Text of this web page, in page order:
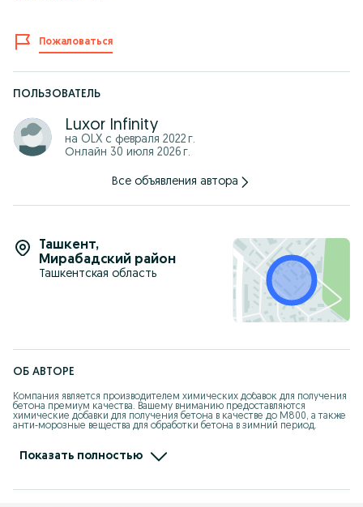
пропорции бесплатно
- Техническая поддержка 24/7
- Лабораторное сопровождение
- Бесплатная доставка
Luxor Infinity – больше чем качество
+99895 279 11 11
+99899 179 11 11
+99895 795 11 11
Пожаловаться
ПОЛЬЗОВАТЕЛЬ
Luxor Infinity
на OLX с февраля 2022 г.
Онлайн 30 июля 2026 г.
Все объявления автора
Ташкент,
Мирабадский район
Ташкентская область
ОБ АВТОРЕ
Компания является производителем химических добавок для получения
бетона премиум качества. Вашему вниманию предоставляются
химические добавки для получения бетона в качестве до М800, а также
анти-морозные вещества для обработки бетона в зимний период.
долговечности ваших проектов из бетона с помощью наших
высококачественных химических добавок. Наши специально
Показать полностью